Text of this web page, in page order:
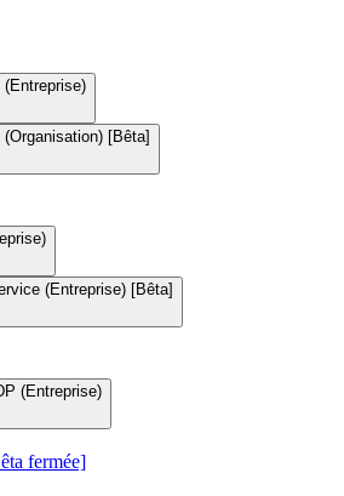
[Bêta]
(Entreprise) [Bêta]
(Entreprise)
fermée]